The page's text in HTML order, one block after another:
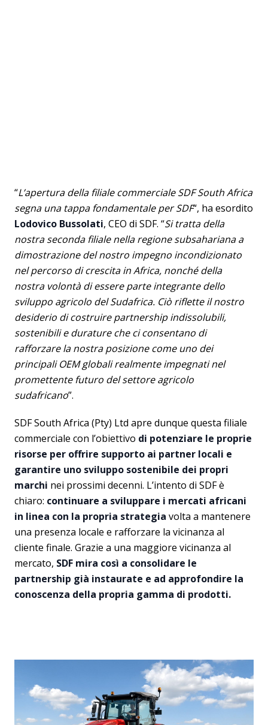
“L’apertura della filiale commerciale SDF South Africa
segna una tappa fondamentale per SDF“, ha esordito
Lodovico Bussolati, CEO di SDF. “Si tratta della
nostra seconda filiale nella regione subsahariana a
dimostrazione del nostro impegno incondizionato
nel percorso di crescita in Africa, nonché della
nostra volontà di essere parte integrante dello
sviluppo agricolo del Sudafrica. Ciò riflette il nostro
desiderio di costruire partnership indissolubili,
sostenibili e durature che ci consentano di
rafforzare la nostra posizione come uno dei
principali OEM globali realmente impegnati nel
promettente futuro del settore agricolo
sudafricano”.
SDF South Africa (Pty) Ltd apre dunque questa filiale
commerciale con l’obiettivo di potenziare le proprie
risorse per offrire supporto ai partner locali e
garantire uno sviluppo sostenibile dei propri
marchi nei prossimi decenni. L’intento di SDF è
chiaro: continuare a sviluppare i mercati africani
in linea con la propria strategia volta a mantenere
una presenza locale e rafforzare la vicinanza al
cliente finale. Grazie a una maggiore vicinanza al
mercato, SDF mira così a consolidare le
partnership già instaurate e ad approfondire la
conoscenza della propria gamma di prodotti.